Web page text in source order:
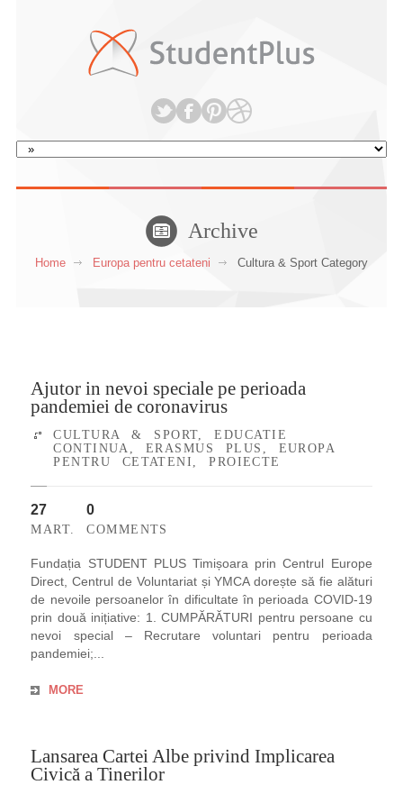
Archive
Home Europa pentru cetateni Cultura & Sport Category
Ajutor in nevoi speciale pe perioada
pandemiei de coronavirus
CULTURA & SPORT,EDUCATIE
CONTINUA,ERASMUS PLUS , EUROPA
PENTRU CETATENI,PROIECTE
27
MART.
0
COMMENTS
Fundația STUDENT PLUS Timișoara prin Centrul Europe
Direct, Centrul de Voluntariat și YMCA dorește să fie alături
de nevoile persoanelor în dificultate în perioada COVID-19
prin două inițiative: 1. CUMPĂRĂTURI pentru persoane cu
nevoi special – Recrutare voluntari pentru perioada
pandemiei;...
MORE
Lansarea Cartei Albe privind Implicarea
Civică a Tinerilor